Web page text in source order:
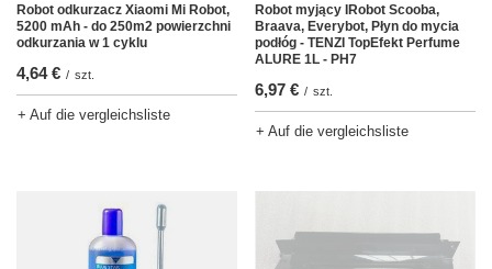
Robot odkurzacz Xiaomi Mi Robot,
5200 mAh - do 250m2 powierzchni
odkurzania w 1 cyklu
4,64 € / szt.
+ Auf die vergleichsliste
Robot myjący IRobot Scooba,
Braava, Everybot, Płyn do mycia
podłóg - TENZI TopEfekt Perfume
ALURE 1L - PH7
6,97 € / szt.
+ Auf die vergleichsliste